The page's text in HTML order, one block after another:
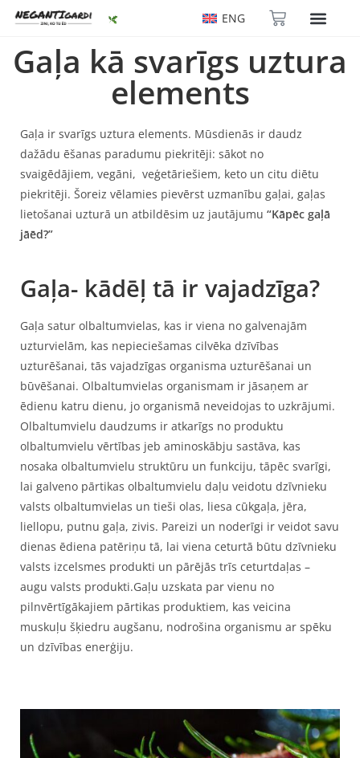
ENG
Gaļa kā svarīgs uztura
elements
Gaļa ir svarīgs uztura elements. Mūsdienās ir daudz
dažādu ēšanas paradumu piekritēji: sākot no
svaigēdājiem, vegāni, veģetāriešiem, keto un citu diētu
piekritēji. Šoreiz vēlamies pievērst uzmanību gaļai, gaļas
lietošanai uzturā un atbildēsim uz jautājumu “Kāpēc gaļā
jāēd?”
Gaļa- kādēļ tā ir vajadzīga?
Gaļa satur olbaltumvielas, kas ir viena no galvenajām
uzturvielām, kas nepieciešamas cilvēka dzīvības
uzturēšanai, tās vajadzīgas organisma uzturēšanai un
būvēšanai. Olbaltumvielas organismam ir jāsaņem ar
ēdienu katru dienu, jo organismā neveidojas to uzkrājumi.
Olbaltumvielu daudzums ir atkarīgs no produktu
olbaltumvielu vērtības jeb aminoskābju sastāva, kas
nosaka olbaltumvielu struktūru un funkciju, tāpēc svarīgi,
lai galveno pārtikas olbaltumvielu daļu veidotu dzīvnieku
valsts olbaltumvielas un tieši olas, liesa cūkgaļa, jēra,
liellopu, putnu gaļa, zivis. Pareizi un noderīgi ir veidot savu
dienas ēdiena patēriņu tā, lai viena ceturtā būtu dzīvnieku
valsts izcelsmes produkti un pārējās trīs ceturtdaļas –
augu valsts produkti.Gaļu uzskata par vienu no
pilnvērtīgākajiem pārtikas produktiem, kas veicina
muskuļu šķiedru augšanu, nodrošina organismu ar spēku
un dzīvības enerģiju.